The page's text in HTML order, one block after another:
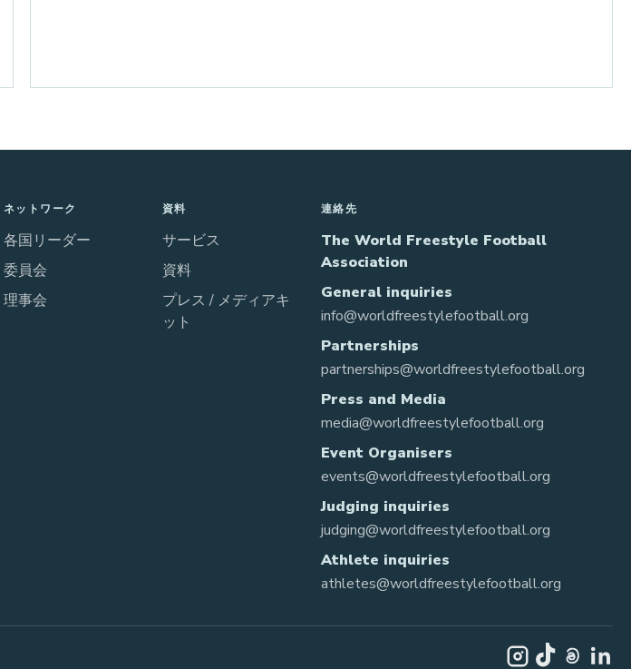
ネットワーク
各国リーダー
委員会
理事会
資料
サービス
資料
プレス / メディアキ
ット
連絡先
The World Freestyle Football
Association
General inquiries
info@worldfreestylefootball.org
Partnerships
partnerships@worldfreestylefootball.org
Press and Media
media@worldfreestylefootball.org
Event Organisers
events@worldfreestylefootball.org
Judging inquiries
judging@worldfreestylefootball.org
Athlete inquiries
athletes@worldfreestylefootball.org